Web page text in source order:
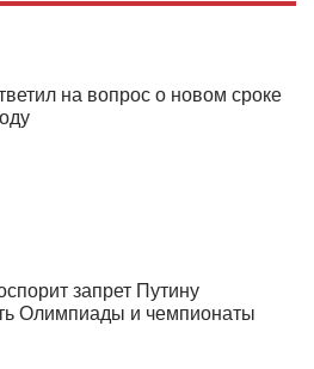
на вопрос о новом сроке
запрет Путину
Олимпиады и чемпионаты